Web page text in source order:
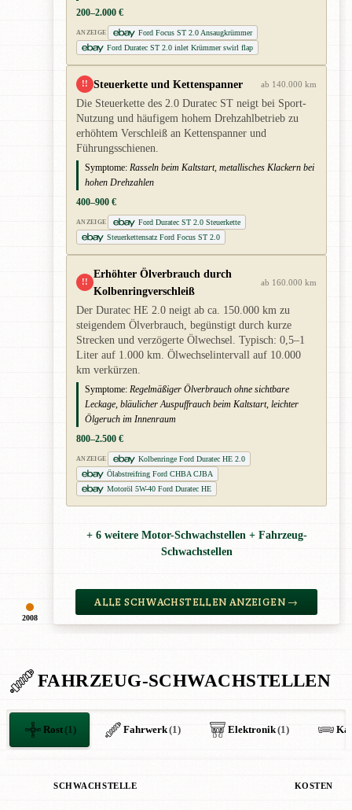
2008
200–2.000 €
ANZEIGE
Ford Focus ST 2.0 Ansaugkrümmer
Ford Duratec ST 2.0 inlet Krümmer swirl flap
!! Steuerkette und Kettenspanner ab 140.000 km
Die Steuerkette des 2.0 Duratec ST neigt bei Sport-
Nutzung und häufigem hohem Drehzahlbetrieb zu
erhöhtem Verschleiß an Kettenspanner und
Führungsschienen.
Symptome: Rasseln beim Kaltstart, metallisches Klackern bei
hohen Drehzahlen
400–900 €
ANZEIGE
Ford Duratec ST 2.0 Steuerkette
Steuerkettensatz Ford Focus ST 2.0
!!
Erhöhter Ölverbrauch durch
Kolbenringverschleiß
ab 160.000 km
Der Duratec HE 2.0 neigt ab ca. 150.000 km zu
steigendem Ölverbrauch, begünstigt durch kurze
Strecken und verzögerte Ölwechsel. Typisch: 0,5–1
Liter auf 1.000 km. Ölwechselintervall auf 10.000
km verkürzen.
Symptome: Regelmäßiger Ölverbrauch ohne sichtbare
Leckage, bläulicher Auspuffrauch beim Kaltstart, leichter
Ölgeruch im Innenraum
800–2.500 €
ANZEIGE
Kolbenringe Ford Duratec HE 2.0
Ölabstreifring Ford CHBA CJBA
Motoröl 5W-40 Ford Duratec HE
+ 6 weitere Motor-Schwachstellen + Fahrzeug-
Schwachstellen
ALLE SCHWACHSTELLEN ANZEIGEN →
FAHRZEUG-SCHWACHSTELLEN
Rost(1) Fahrwerk(1) Elektronik(1)
SCHWACHSTELLE KOSTEN